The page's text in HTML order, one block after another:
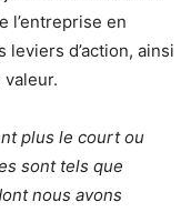
l’entreprise en
d’action, ainsi
plus le court ou
sont tels que
nous avons